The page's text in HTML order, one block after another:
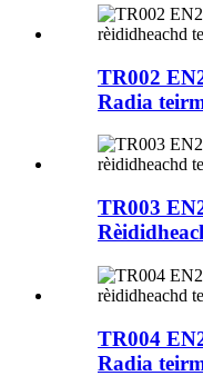
TR002
Radia
TR003
TR004
Radia